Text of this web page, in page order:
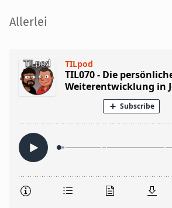
Seitenleiste
Allerlei